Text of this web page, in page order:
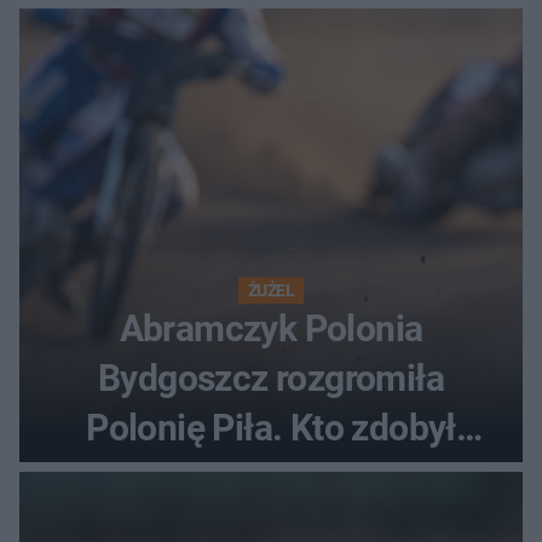
ostatnią porażkę?
ŻUŻEL
Abramczyk Polonia
Bydgoszcz rozgromiła
Polonię Piła. Kto zdobył
najwięcej punktów?